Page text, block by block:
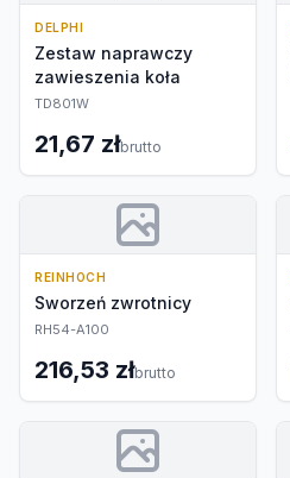
DELPHI
Zestaw naprawczy
zawieszenia koła
TD801W
21,67 złbrutto
REINHOCH
Sworzeń zwrotnicy
RH54-A100
216,53 złbrutto